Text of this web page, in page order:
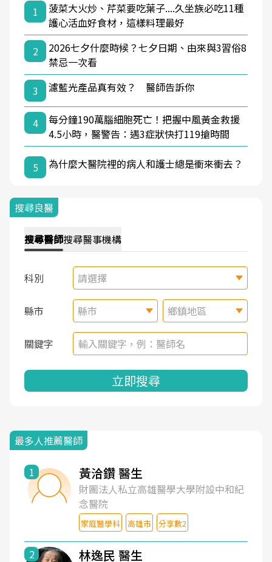
1
菠菜大火炒、芹菜要吃葉子....久坐族必吃11種
護心活血好食材，這樣料理最好
2
2026七夕什麼時候？七夕日期、由來與3習俗8
禁忌一次看
3
濾藍光產品真有效？ 醫師告訴你
4
每分鐘190萬腦細胞死亡！把握中風黃金救援
4.5小時，醫警告：遇3症狀快打119搶時間
5 為什麼大醫院裡的病人和護士總是衝來衝去？
搜尋良醫
搜尋醫師搜尋醫事機構
科別 請選擇
縣市 縣市 鄉鎮地區
關鍵字
立即搜尋
最多人推薦醫師
1 黃洽鑽 醫生
財團法人私立高雄醫學大學附設中和紀
念醫院
家庭醫學科 高雄市 分享數2
2 林逸民 醫生